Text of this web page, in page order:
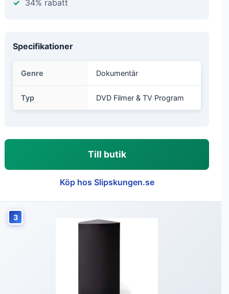
34% rabatt
Specifikationer
Genre Dokumentär
Typ DVD Filmer & TV Program
Till butik
Köp hos Slipskungen.se
3